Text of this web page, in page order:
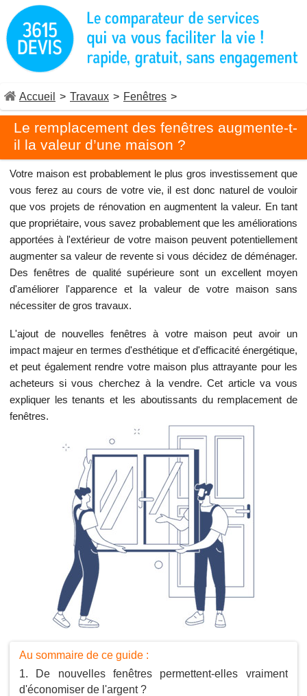
Accueil > Travaux > Fenêtres >
Le remplacement des fenêtres augmente-t-
il la valeur d’une maison ?
Votre maison est probablement le plus gros investissement que
vous ferez au cours de votre vie, il est donc naturel de vouloir
que vos projets de rénovation en augmentent la valeur. En tant
que propriétaire, vous savez probablement que les améliorations
apportées à l'extérieur de votre maison peuvent potentiellement
augmenter sa valeur de revente si vous décidez de déménager.
Des fenêtres de qualité supérieure sont un excellent moyen
d'améliorer l'apparence et la valeur de votre maison sans
nécessiter de gros travaux.
L'ajout de nouvelles fenêtres à votre maison peut avoir un
impact majeur en termes d'esthétique et d'efficacité énergétique,
et peut également rendre votre maison plus attrayante pour les
acheteurs si vous cherchez à la vendre. Cet article va vous
expliquer les tenants et les aboutissants du remplacement de
fenêtres.
Au sommaire de ce guide :
De nouvelles fenêtres permettent-elles vraiment
d'économiser de l'argent ?